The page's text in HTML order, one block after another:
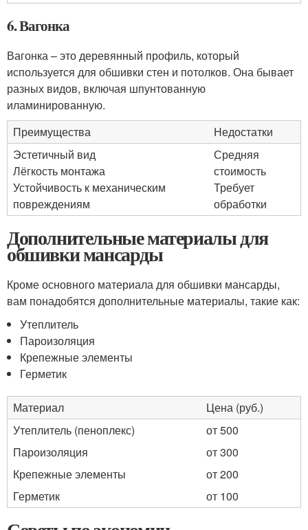
6. Вагонка
Вагонка – это деревянный профиль, который
используется для обшивки стен и потолков. Она бывает
разных видов, включая шпунтованную
иламинированную.
Преимущества
Недостатки
Эстетичный вид
Лёгкость монтажа
Устойчивость к механическим
повреждениям
Средняя
стоимость
Требует
обработки
Дополнительные материалы для
обшивки мансарды
Кроме основного материала для обшивки мансарды,
вам понадобятся дополнительные материалы, такие как:
Утеплитель
Пароизоляция
Крепежные элементы
Герметик
Материал
Цена (руб.)
Утеплитель (пеноплекс)
от 500
Пароизоляция
от 300
Крепежные элементы
от 200
Герметик
от 100